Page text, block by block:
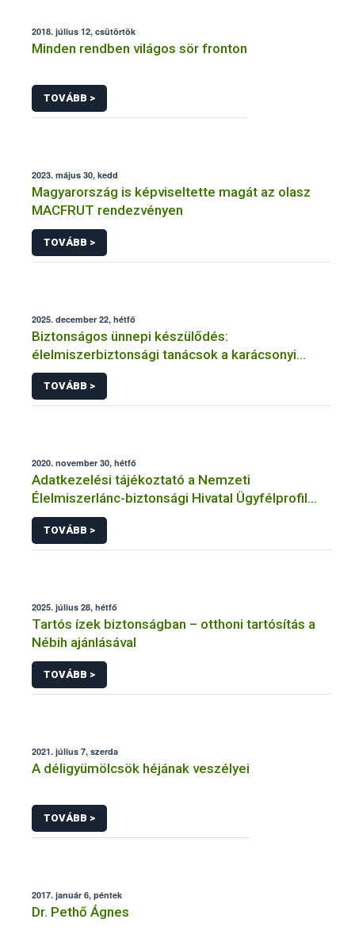
2018. július 12, csütörtök
Minden rendben világos sör fronton
TOVÁBB >
2023. május 30, kedd
Magyarország is képviseltette magát az olasz
MACFRUT rendezvényen
TOVÁBB >
2025. december 22, hétfő
Biztonságos ünnepi készülődés:
élelmiszerbiztonsági tanácsok a karácsonyi
menühöz
TOVÁBB >
2020. november 30, hétfő
Adatkezelési tájékoztató a Nemzeti
Élelmiszerlánc-biztonsági Hivatal Ügyfélprofil
Rendszerben ökológiai gazdálkodás témakörben
intézhető közhatalmi eljárásaihoz kapcsolódó
adatkezeléséhez
TOVÁBB >
2025. július 28, hétfő
Tartós ízek biztonságban – otthoni tartósítás a
Nébih ajánlásával
TOVÁBB >
2021. július 7, szerda
A déligyümölcsök héjának veszélyei
TOVÁBB >
2017. január 6, péntek
Dr. Pethő Ágnes